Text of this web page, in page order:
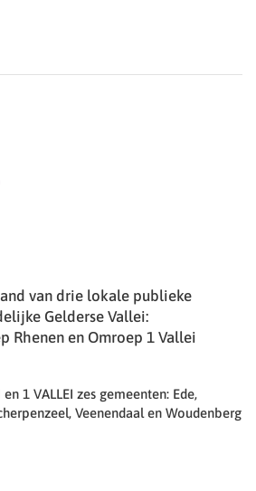
van drie lokale publieke
Gelderse Vallei:
Rhenen en Omroep 1 Vallei
1 VALLEI zes gemeenten: Ede,
Veenendaal en Woudenberg